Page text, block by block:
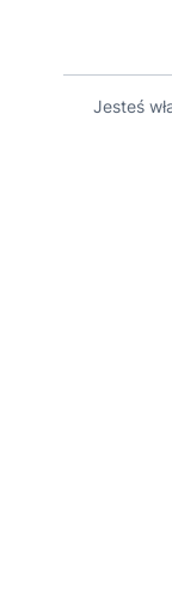
Jesteś